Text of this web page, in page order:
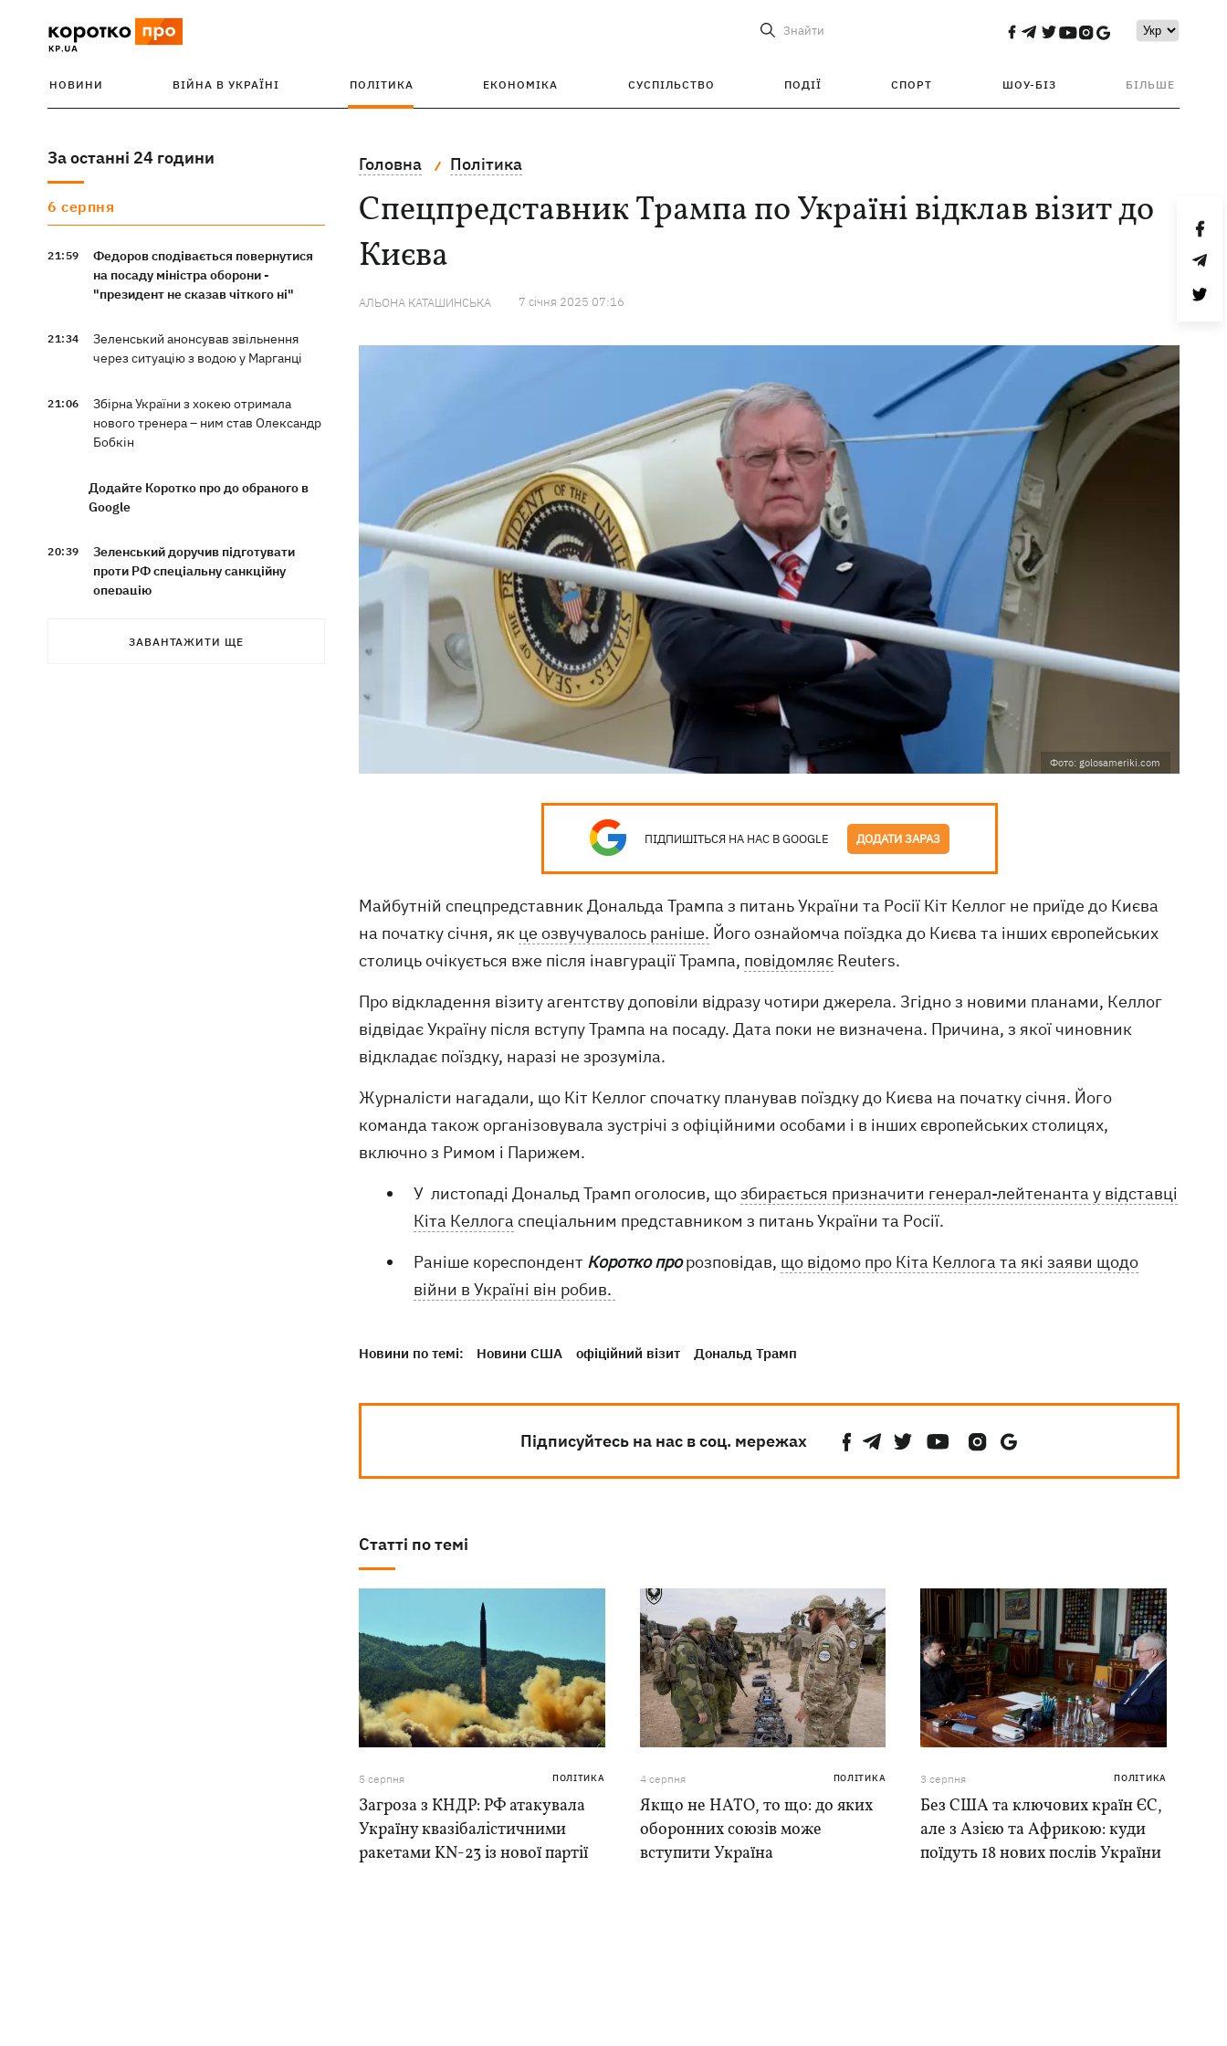
Знайти
НОВИНИ ВІЙНА В УКРАЇНІ ПОЛІТИКА ЕКОНОМІКА СУСПІЛЬСТВО ПОДІЇ СПОРТ ШОУ-БІЗ БІЛЬШЕ
За останні 24 години
6 серпня
21:59
Федоров сподівається повернутися
на посаду міністра оборони -
"президент не сказав чіткого ні"
21:34
Зеленський анонсував звільнення
через ситуацію з водою у Марганці
21:06
Збірна України з хокею отримала
нового тренера – ним став Олександр
Бобкін
Додайте Коротко про до обраного в
Google
20:39
Зеленський доручив підготувати
проти РФ спеціальну санкційну
операцію
Дрони СБУ вразили два кораблі ФСБ
ЗАВАНТАЖИТИ ЩЕ
Головна Політика
Спецпредставник Трампа по Україні відклав візит до
Києва
АЛЬОНА КАТАШИНСЬКА 7 сiчня 2025 07:16
Фото: golosameriki.com
ПІДПИШІТЬСЯ НА НАС В GOOGLE ДОДАТИ ЗАРАЗ
Майбутній спецпредставник Дональда Трампа з питань України та Росії Кіт Келлог не приїде до Києва
на початку січня, як це озвучувалось раніше. Його ознайомча поїздка до Києва та інших європейських
столиць очікується вже після інавгурації Трампа, повідомляє Reuters.
Про відкладення візиту агентству доповіли відразу чотири джерела. Згідно з новими планами, Келлог
відвідає Україну після вступу Трампа на посаду. Дата поки не визначена. Причина, з якої чиновник
відкладає поїздку, наразі не зрозуміла.
Журналісти нагадали, що Кіт Келлог спочатку планував поїздку до Києва на початку січня. Його
команда також організовувала зустрічі з офіційними особами і в інших європейських столицях,
включно з Римом і Парижем.
У листопаді Дональд Трамп оголосив, щозбирається призначити генерал-лейтенанта у відставці
Кіта Келлога спеціальним представником з питань України та Росії.
Раніше кореспондент Коротко пророзповідав, що відомо про Кіта Келлога та які заяви щодо
війни в Україні він робив.
Новини по темі: Новини США офіційний візит Дональд Трамп
Підписуйтесь на нас в соц. мережах
Статті по темі
5 серпня ПОЛІТИКА
Загроза з КНДР: РФ атакувала
Україну квазібалістичними
ракетами KN-23 із нової партії
4 серпня ПОЛІТИКА
Якщо не НАТО, то що: до яких
оборонних союзів може
вступити Україна
3 серпня ПОЛІТИКА
Без США та ключових країн ЄС,
але з Азією та Африкою: куди
поїдуть 18 нових послів України